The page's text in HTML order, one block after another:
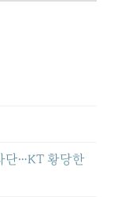
단…KT 황당한